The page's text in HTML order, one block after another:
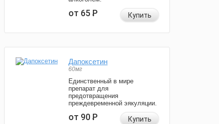
от 65Р Купить
Дапоксетин
60мг
Единственный в мире
препарат для
предотвращения
преждевременной эякуляции.
от 90Р Купить